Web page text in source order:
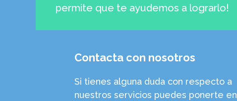
permite que te ayudemos a lograrlo!
Contacta con nosotros
Si tienes alguna duda con respecto a
nuestros servicios puedes ponerte en